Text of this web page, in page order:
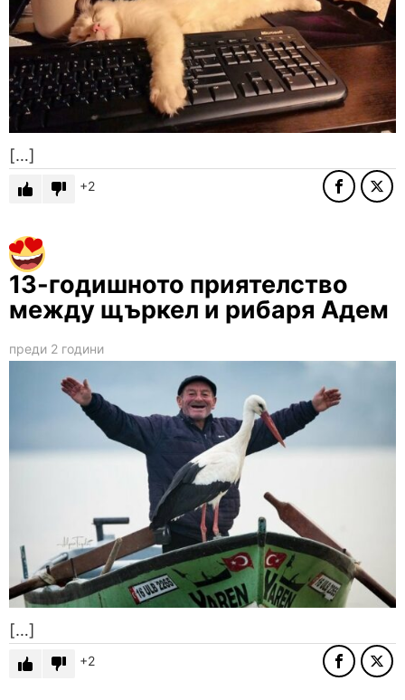
[…]
2
13-годишното приятелство
между щъркел и рибаря Адем
преди 2 години
[…]
2